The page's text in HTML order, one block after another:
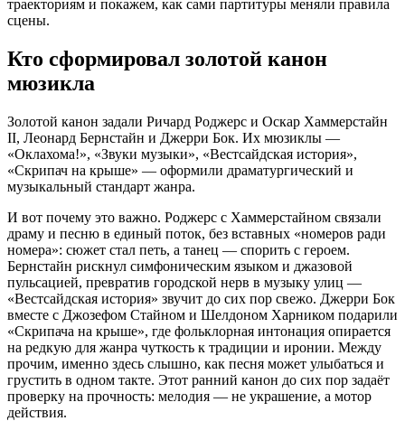
траекториям и покажем, как сами партитуры меняли правила
сцены.
Кто сформировал золотой канон
мюзикла
Золотой канон задали Ричард Роджерс и Оскар Хаммерстайн
II, Леонард Бернстайн и Джерри Бок. Их мюзиклы —
«Оклахома!», «Звуки музыки», «Вестсайдская история»,
«Скрипач на крыше» — оформили драматургический и
музыкальный стандарт жанра.
И вот почему это важно. Роджерс с Хаммерстайном связали
драму и песню в единый поток, без вставных «номеров ради
номера»: сюжет стал петь, а танец — спорить с героем.
Бернстайн рискнул симфоническим языком и джазовой
пульсацией, превратив городской нерв в музыку улиц —
«Вестсайдская история» звучит до сих пор свежо. Джерри Бок
вместе с Джозефом Стайном и Шелдоном Харником подарили
«Скрипача на крыше», где фольклорная интонация опирается
на редкую для жанра чуткость к традиции и иронии. Между
прочим, именно здесь слышно, как песня может улыбаться и
грустить в одном такте. Этот ранний канон до сих пор задаёт
проверку на прочность: мелодия — не украшение, а мотор
действия.